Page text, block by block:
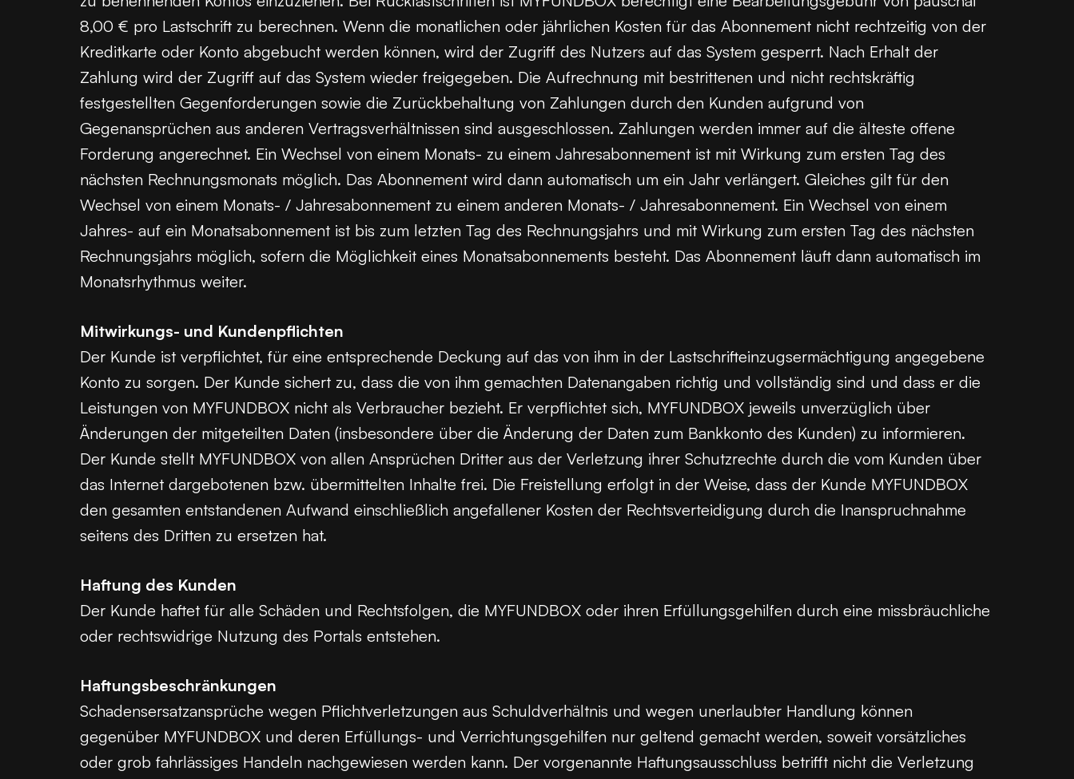
8,00 € pro Lastschrift zu berechnen. Wenn die monatlichen oder jährlichen Kosten für das Abonnement nicht rechtzeitig von der
Kreditkarte oder Konto abgebucht werden können, wird der Zugriff des Nutzers auf das System gesperrt. Nach Erhalt der
Zahlung wird der Zugriff auf das System wieder freigegeben. Die Aufrechnung mit bestrittenen und nicht rechtskräftig
festgestellten Gegenforderungen sowie die Zurückbehaltung von Zahlungen durch den Kunden aufgrund von
Gegenansprüchen aus anderen Vertragsverhältnissen sind ausgeschlossen. Zahlungen werden immer auf die älteste offene
Forderung angerechnet. Ein Wechsel von einem Monats- zu einem Jahresabonnement ist mit Wirkung zum ersten Tag des
nächsten Rechnungsmonats möglich. Das Abonnement wird dann automatisch um ein Jahr verlängert. Gleiches gilt für den
Wechsel von einem Monats- / Jahresabonnement zu einem anderen Monats- / Jahresabonnement. Ein Wechsel von einem
Jahres- auf ein Monatsabonnement ist bis zum letzten Tag des Rechnungsjahrs und mit Wirkung zum ersten Tag des nächsten
Rechnungsjahrs möglich, sofern die Möglichkeit eines Monatsabonnements besteht. Das Abonnement läuft dann automatisch im
Monatsrhythmus weiter.
Mitwirkungs- und Kundenpflichten
Der Kunde ist verpflichtet, für eine entsprechende Deckung auf das von ihm in der Lastschrifteinzugsermächtigung angegebene
Konto zu sorgen. Der Kunde sichert zu, dass die von ihm gemachten Datenangaben richtig und vollständig sind und dass er die
Leistungen von MYFUNDBOX nicht als Verbraucher bezieht. Er verpflichtet sich, MYFUNDBOX jeweils unverzüglich über
Änderungen der mitgeteilten Daten (insbesondere über die Änderung der Daten zum Bankkonto des Kunden) zu informieren.
Der Kunde stellt MYFUNDBOX von allen Ansprüchen Dritter aus der Verletzung ihrer Schutzrechte durch die vom Kunden über
das Internet dargebotenen bzw. übermittelten Inhalte frei. Die Freistellung erfolgt in der Weise, dass der Kunde MYFUNDBOX
den gesamten entstandenen Aufwand einschließlich angefallener Kosten der Rechtsverteidigung durch die Inanspruchnahme
seitens des Dritten zu ersetzen hat.
Haftung des Kunden
Der Kunde haftet für alle Schäden und Rechtsfolgen, die MYFUNDBOX oder ihren Erfüllungsgehilfen durch eine missbräuchliche
oder rechtswidrige Nutzung des Portals entstehen.
Haftungsbeschränkungen
Schadensersatzansprüche wegen Pflichtverletzungen aus Schuldverhältnis und wegen unerlaubter Handlung können
gegenüber MYFUNDBOX und deren Erfüllungs- und Verrichtungsgehilfen nur geltend gemacht werden, soweit vorsätzliches
oder grob fahrlässiges Handeln nachgewiesen werden kann. Der vorgenannte Haftungsausschluss betrifft nicht die Verletzung